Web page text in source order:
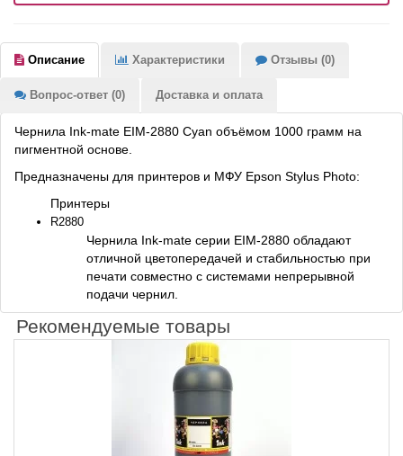
Описание Характеристики Отзывы (0)
Вопрос-ответ (0) Доставка и оплата
Чернила Ink-mate EIM-2880 Cyan объёмом 1000 грамм на
пигментной основе.
Предназначены для принтеров и МФУ Epson Stylus Photo:
Принтеры
R2880
Чернила Ink-mate серии EIM-2880 обладают
отличной цветопередачей и стабильностью при
печати совместно с системами непрерывной
подачи чернил.
Рекомендуемые товары